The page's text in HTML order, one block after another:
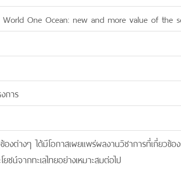
One Ocean: new and more value of the
การ
งต่างๆ ได้มีโอกาสเผยแพร่ผลงานวิชาการที่เกี่ยวข้อง
น์จากทะเลไทยอย่างเหมาะสมต่อไป